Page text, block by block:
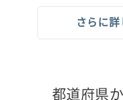
さらに
都道府県